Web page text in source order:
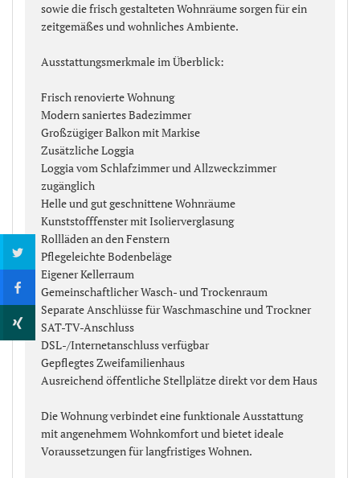
sowie die frisch gestalteten Wohnräume sorgen für ein
zeitgemäßes und wohnliches Ambiente.
Ausstattungsmerkmale im Überblick:
Frisch renovierte Wohnung
Modern saniertes Badezimmer
Großzügiger Balkon mit Markise
Zusätzliche Loggia
Loggia vom Schlafzimmer und Allzweckzimmer
zugänglich
Helle und gut geschnittene Wohnräume
Kunststofffenster mit Isolierverglasung
Rollläden an den Fenstern
Pflegeleichte Bodenbeläge
Eigener Kellerraum
Gemeinschaftlicher Wasch- und Trockenraum
Separate Anschlüsse für Waschmaschine und Trockner
SAT-TV-Anschluss
DSL-/Internetanschluss verfügbar
Gepflegtes Zweifamilienhaus
Ausreichend öffentliche Stellplätze direkt vor dem Haus
Die Wohnung verbindet eine funktionale Ausstattung
mit angenehmem Wohnkomfort und bietet ideale
Voraussetzungen für langfristiges Wohnen.